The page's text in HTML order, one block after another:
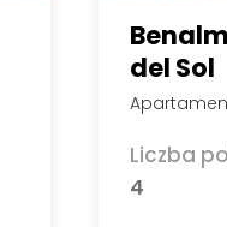
del Sol
Liczba
4